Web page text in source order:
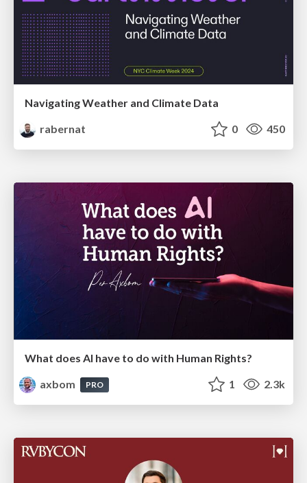
Navigating Weather and Climate Data
rabernat
0 450
What does AI have to do with Human Rights?
axbom
PRO 1 2.3k